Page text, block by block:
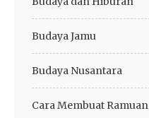
Budaya Jamu
Budaya Nusantara
Cara Membuat Ramuan